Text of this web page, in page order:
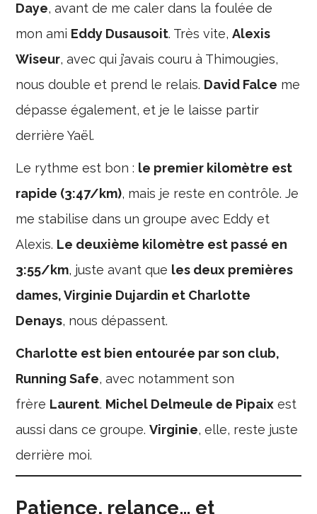
Daye, avant de me caler dans la foulée de
mon ami Eddy Dusausoit. Très vite,Alexis
Wiseur, avec qui j’avais couru à Thimougies,
nous double et prend le relais. David Falce me
dépasse également, et je le laisse partir
derrière Yaël.
Le rythme est bon : le premier kilomètre est
rapide (3:47/km), mais je reste en contrôle. Je
me stabilise dans un groupe avec Eddy et
Alexis. Le deuxième kilomètre est passé en
3:55/km, juste avant que les deux premières
dames, Virginie Dujardin et Charlotte
Denays, nous dépassent.
Charlotte est bien entourée par son club,
Running Safe, avec notamment son
frère Laurent. Michel Delmeule de Pipaix est
aussi dans ce groupe.Virginie, elle, reste juste
derrière moi.
Patience, relance… et